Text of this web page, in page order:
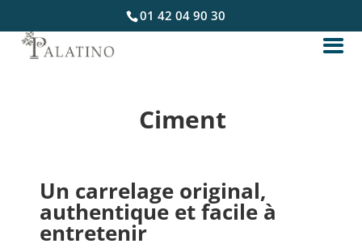
01 42 04 90 30
Ciment
Un carrelage original,
authentique et facile à
entretenir